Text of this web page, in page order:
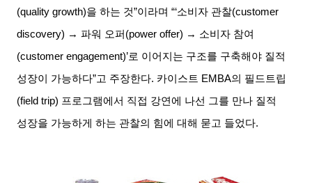
(quality growth)을 하는 것”이라며 “‘소비자 관찰(customer
discovery) → 파워 오퍼 (power offer) → 소비자 참여
(customer engagement)’로 이어지는 구조를 구축해야 질적
성장이 가능하다”고 주장한다. 카이스트 EMBA의 필드트립
(field trip) 프로그램에서 직접 강연에 나선 그를 만나 질적
성장을 가능하게 하는 관찰의 힘에 대해 묻고 들었다.